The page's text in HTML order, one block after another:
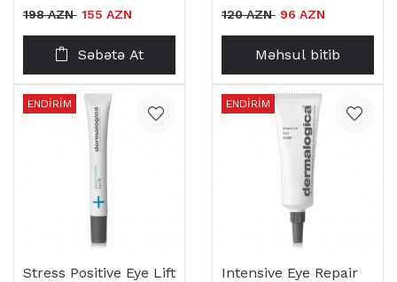
198 AZN 155 AZN
Səbətə At
120 AZN 96 AZN
Məhsul bitib
ENDIRIM
Stress Positive Eye Lift
ENDIRIM
Intensive Eye Repair